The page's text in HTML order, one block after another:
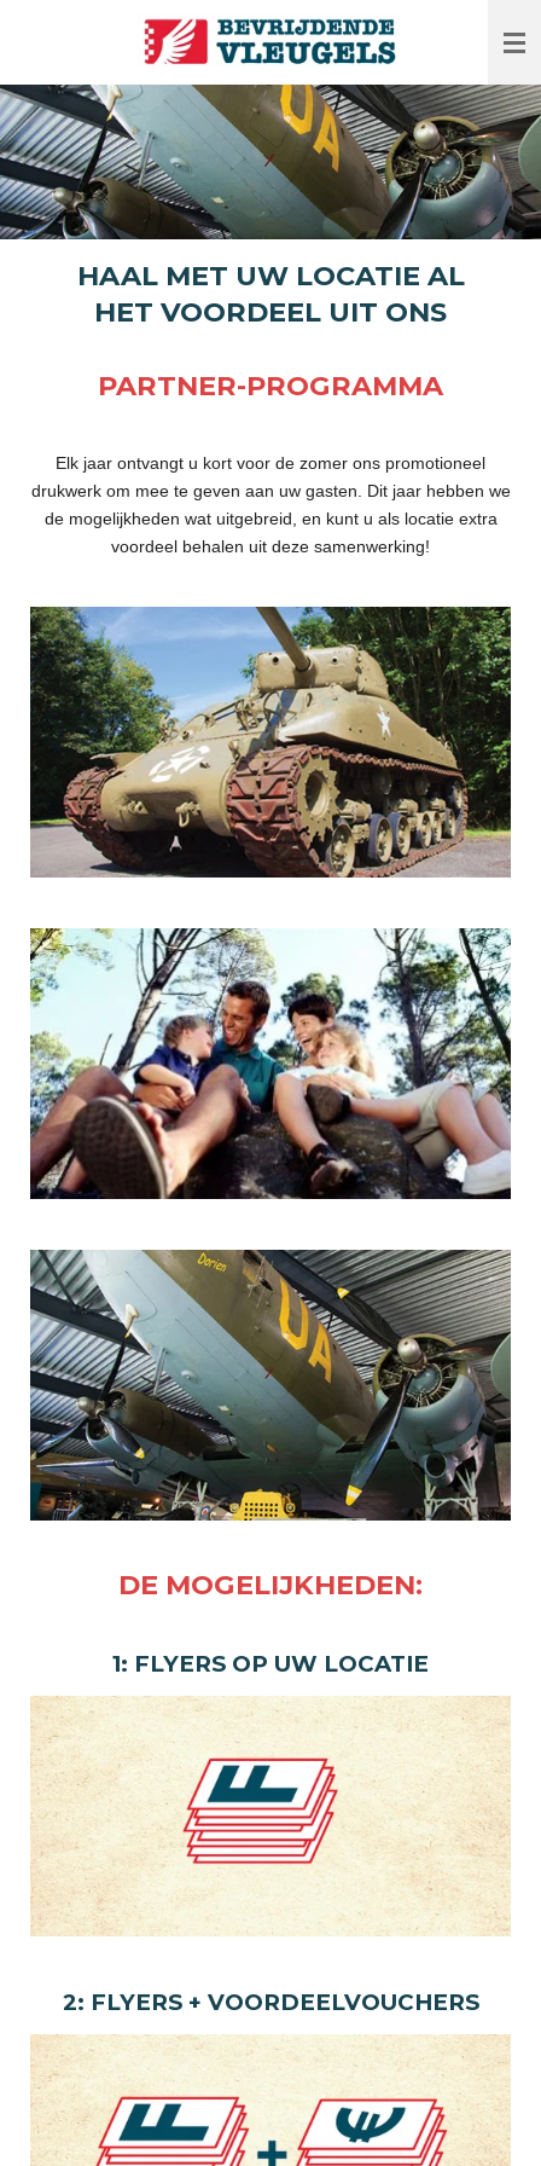
de
hoofdinhoud
HAAL MET UW LOCATIE AL
HET VOORDEEL UIT ONS
PARTNER-PROGRAMMA
Elk jaar ontvangt u kort voor de zomer ons promotioneel
drukwerk om mee te geven aan uw gasten. Dit jaar hebben we
de mogelijkheden wat uitgebreid, en kunt u als locatie extra
voordeel behalen uit deze samenwerking!
DE MOGELIJKHEDEN:
1: FLYERS OP UW LOCATIE
2: FLYERS + VOORDEELVOUCHERS